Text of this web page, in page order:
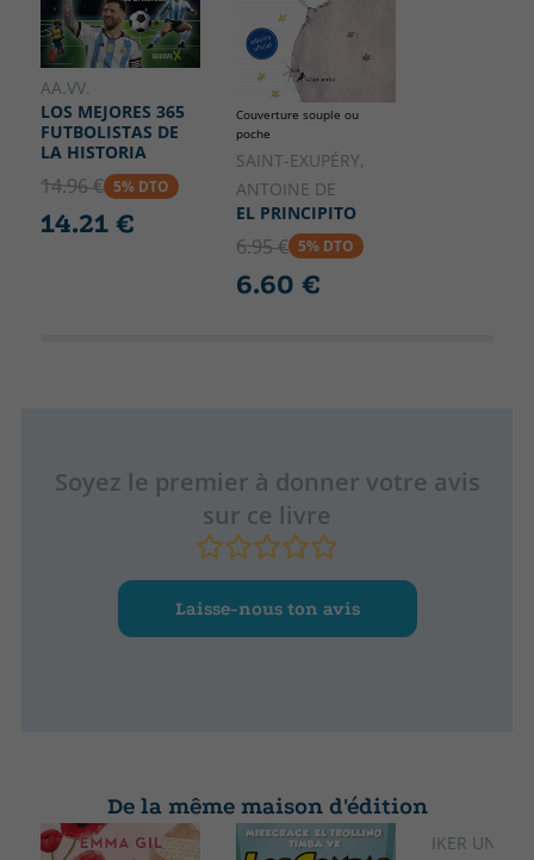
AA.VV.
LOS MEJORES 365
FUTBOLISTAS DE
LA HISTORIA
14.96 € 5% DTO
14.21 €
Couverture souple ou
poche
SAINT-EXUPÉRY,
ANTOINE DE
EL PRINCIPITO
6.95 € 5% DTO
6.60 €
Soyez le premier à donner votre avis
sur ce livre
Laisse-nous ton avis
De la même maison d'édition
IKER UNZU